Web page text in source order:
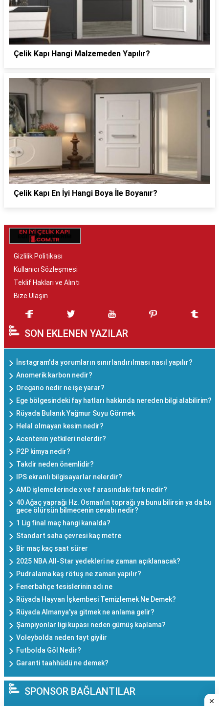
Çelik Kapı Hangi Malzemeden Yapılır?
Çelik Kapı En İyi Hangi Boya İle Boyanır?
Gizlilik Politikası
Kullanıcı Sözleşmesi
Teklif Hakları ve Alıntı
Bize Ulaşın
SON EKLENEN YAZILAR
İnstagram'da yorumların sınırlandırılması nasıl yapılır?
Anomerik karbon nedir?
Oregano nedir ne işe yarar?
Ege bölgesindeki fay hatları hakkında nereden bilgi alabilirim?
Rüyada Bulanık Yağmur Suyu Görmek
Helal olmayan kesim nedir?
Acentenin yetkileri nelerdir?
P2P kimya nedir?
Takdir neden önemlidir?
IPS ekranlı bilgisayarlar nelerdir?
AMD işlemcilerinde x ve f arasındaki fark nedir?
40 Ağaç yaprağı Hz. Osman’ın toprağı ya bunu bilirsin ya da bu
gece ölürsün bilmecenin cevabı nedir?
1 Lig final maç hangi kanalda?
Standart saha çevresi kaç metre
Bir maç kaç saat sürer
2025 NBA All-Star yedekleri ne zaman açıklanacak?
Pudralama kaş rötuş ne zaman yapılır?
Fenerbahçe tesislerinin adı ne
Rüyada Hayvan İşkembesi Temizlemek Ne Demek?
Rüyada Almanya'ya gitmek ne anlama gelir?
Şampiyonlar ligi kupası neden gümüş kaplama?
Voleybolda neden tayt giyilir
Futbolda Göl Nedir?
Garanti taahhüdü ne demek?
SPONSOR BAĞLANTILAR